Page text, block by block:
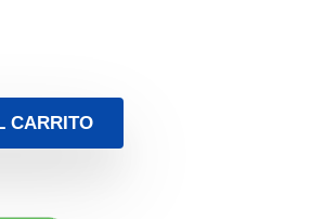
CARRITO